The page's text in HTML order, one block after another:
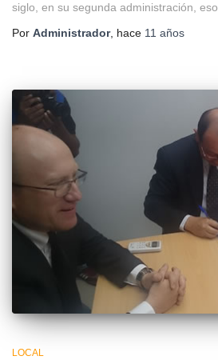
siglo, en su segunda administración, eso
Por Administrador, hace 11 años
LOCAL